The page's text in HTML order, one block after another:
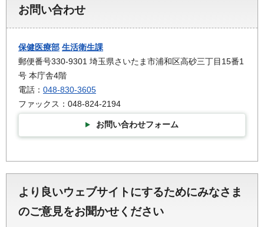
お問い合わせ
保健医療部 生活衛生課
郵便番号330-9301 埼玉県さいたま市浦和区高砂三丁目15番1
号 本庁舎4階
電話： 048-830-3605
ファックス：048-824-2194
お問い合わせフォーム
より良いウェブサイトにするためにみなさま
のご意見をお聞かせください